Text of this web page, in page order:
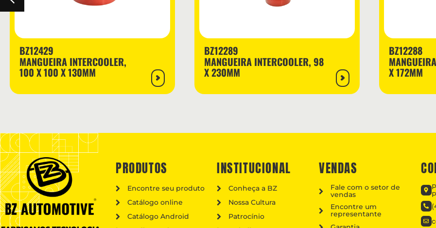
BZ12429
MANGUEIRA INTERCOOLER,
100 X 100 X 130MM
BZ12289
MANGUEIRA INTERCOOLER, 98
X 230MM
BZ12288
X 172MM
PRODUTOS
Encontre seu produto
Catálogo online
Catálogo Android
INSTITUCIONAL
Conheça a BZ
Nossa Cultura
Patrocínio
VENDAS
Fale com o setor de
vendas
Encontre um
representante